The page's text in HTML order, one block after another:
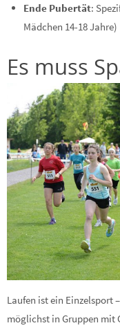
Ende Pubertät:
Mädchen 14-18 Jahre)
Es muss
Laufen ist ein Einzelsport
möglichst in Gruppen mit